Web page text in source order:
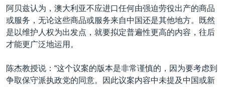
阿贝兹认为，澳大利亚不应进口任何由强迫劳役出产的商品
或服务，无论这些商品或服务来自中国还是其他地方。既然
是以维护人权为出发点，就要拟定普遍性更高的内容，往后
才能更广泛地运用。
陈杰教授说：“这个议案的版本是非常谨慎的，因为要考虑到
争取保守派执政党的同意。因此议案内容中未提及中国或新